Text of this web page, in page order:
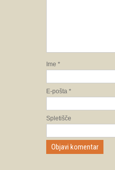
Ime *
E-pošta *
Spletišče